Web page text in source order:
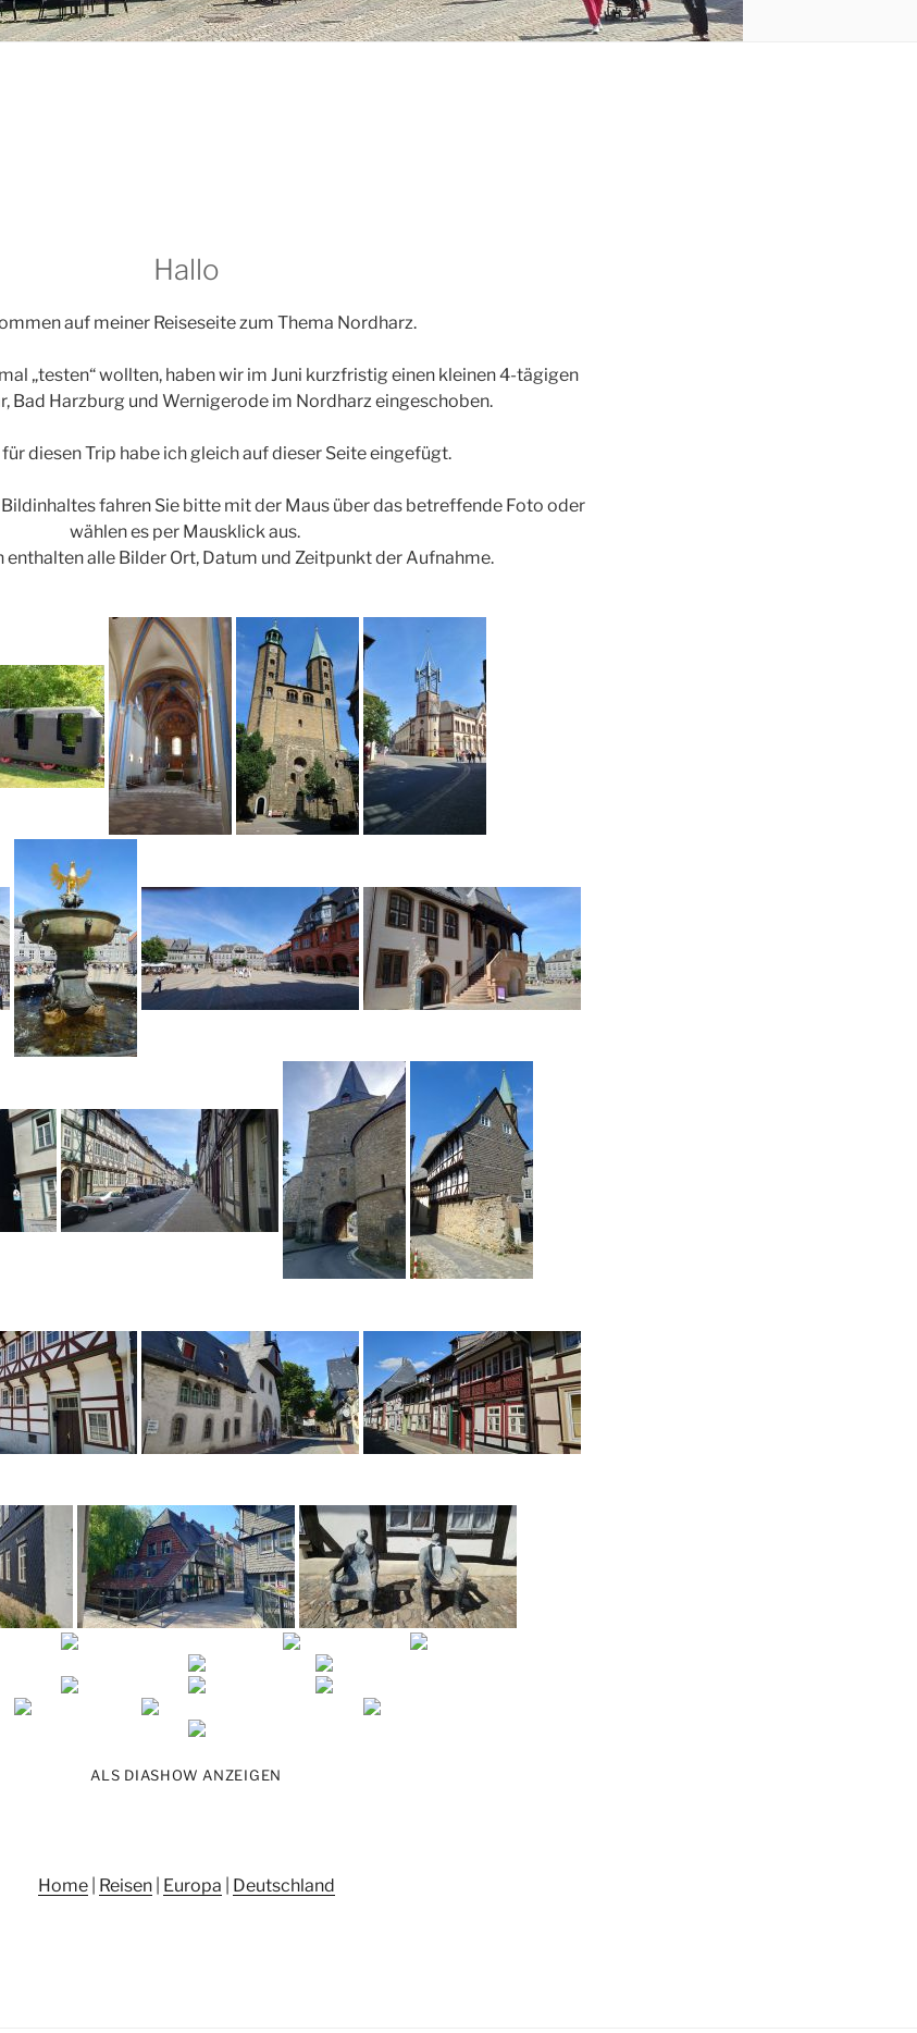
Hallo
auf meiner Reiseseite zum Thema Nordharz.
„testen“ wollten, haben wir im Juni kurzfristig einen kleinen 4-tägigen
Bad Harzburg und Wernigerode im Nordharz eingeschoben.
diesen Trip habe ich gleich auf dieser Seite eingefügt.
fahren Sie bitte mit der Maus über das betreffende Foto oder
wählen es per Mausklick aus.
alle Bilder Ort, Datum und Zeitpunkt der Aufnahme.
ALS DIASHOW ANZEIGEN
Home| Reisen| Europa Deutschland